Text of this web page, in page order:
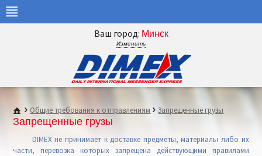
Ваш город: Минск
Изменить
Общие требования к отправлениям Запрещенные грузы
Запрещенные грузы
DIMEX не принимает к доставке предметы, материалы либо их
части, перевозка которых запрещена действующими правилами